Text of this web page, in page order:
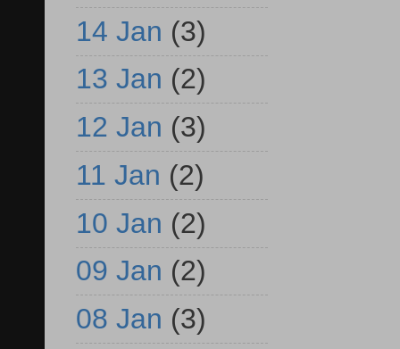
14 Jan (3)
13 Jan (2)
12 Jan (3)
11 Jan (2)
10 Jan (2)
09 Jan (2)
08 Jan (3)